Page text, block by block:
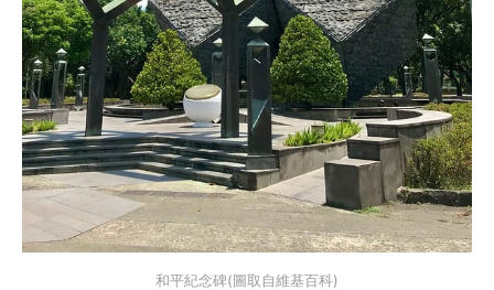
和平紀念碑(圖取自維基百科)